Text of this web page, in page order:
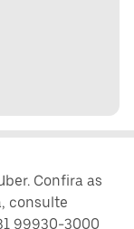
Confira as
consulte
99930-3000